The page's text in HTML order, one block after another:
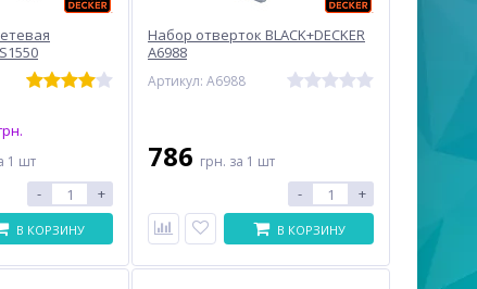
1 шт
- +
В КОРЗИНУ
Набор отверток BLACK+DECKER
A6988
Артикул: A6988
786 грн. за 1 шт
- +
В КОРЗИНУ